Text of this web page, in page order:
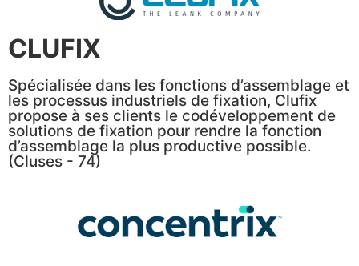
CLUFIX
Spécialisée dans les fonctions d’assemblage et
les processus industriels de fixation, Clufix
propose à ses clients le codéveloppement de
solutions de fixation pour rendre la fonction
d’assemblage la plus productive possible.
(Cluses - 74)